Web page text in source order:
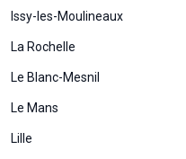
Issy-les-Moulineaux
La Rochelle
Le Blanc-Mesnil
Le Mans
Lille